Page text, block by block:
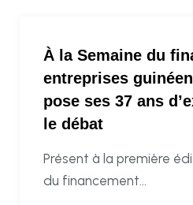
À la Semaine du
entreprises
pose ses 37 ans
le débat
Présent à la première
du financement...